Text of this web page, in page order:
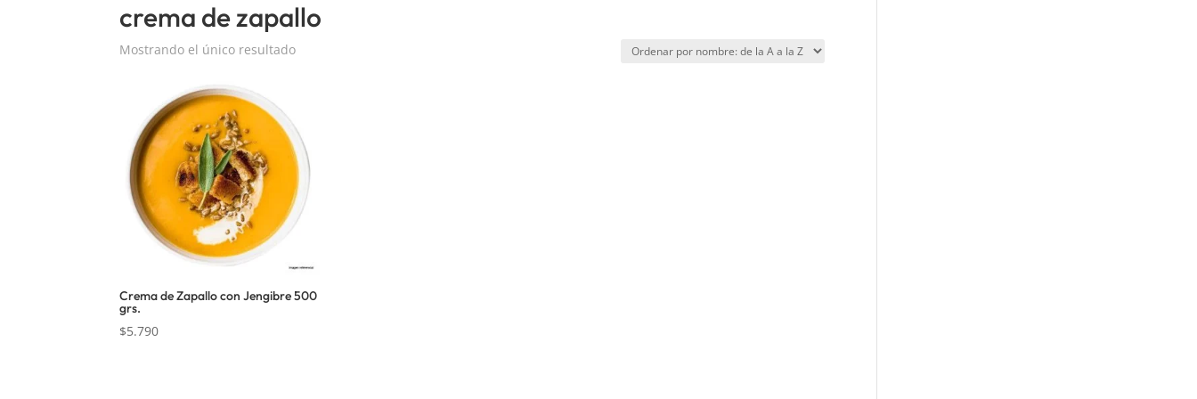
crema de zapallo
Mostrando el único resultado
Crema de Zapallo con Jengibre 500
grs.
$5.790